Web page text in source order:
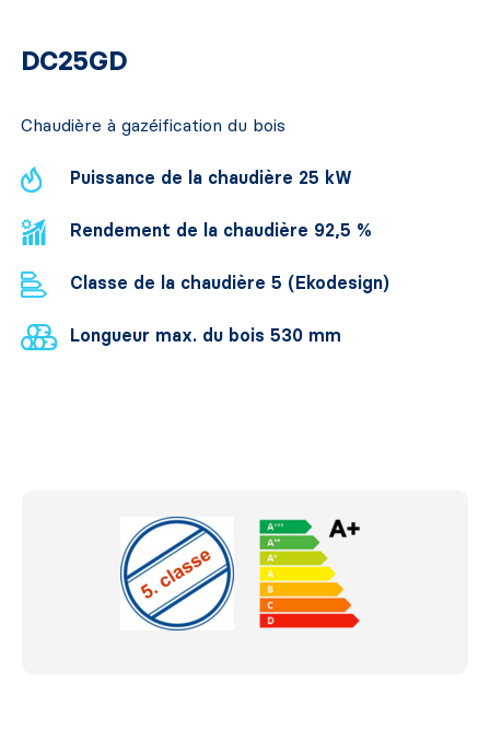
DC25GD
Chaudière à gazéification du bois
Puissance de la chaudière 25 kW
Rendement de la chaudière 92,5 %
Classe de la chaudière 5 (Ekodesign)
Longueur max. du bois 530 mm